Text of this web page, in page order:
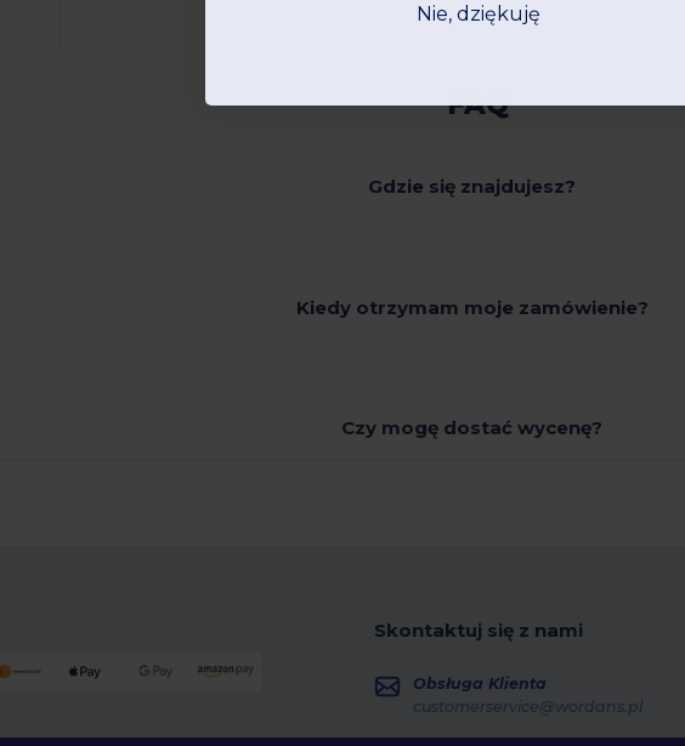
FAQ
Gdzie się znajdujesz?
Kiedy otrzymam moje zamówienie?
Czy mogę dostać wycenę?
Skontaktuj się z nami
Obsługa Klienta
customerservice@wordans.pl
Nie, dziękuję